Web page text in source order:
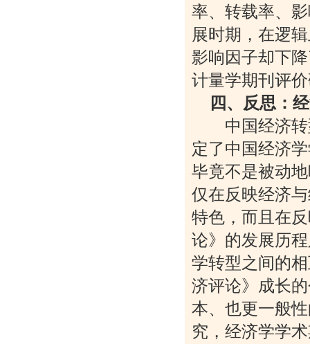
率、转载率、
展时期，在逻
影响因子却下
计量学期刊评
四、反思：
中国经济转
定了中国经济
毕竟不是被动
仅在反映经济
特色，而且在
论》的发展历
学转型之间的
济评论》成长
本、也更一般
究，经济学学